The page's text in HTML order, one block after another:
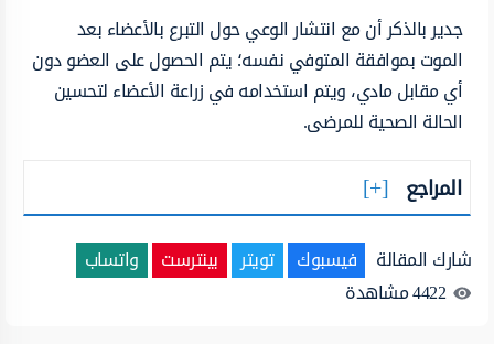
جدير بالذكر أن مع انتشار الوعي حول التبرع بالأعضاء بعد
الموت بموافقة المتوفي نفسه؛ يتم الحصول على العضو دون
أي مقابل مادي، ويتم استخدامه في زراعة الأعضاء لتحسين
الحالة الصحية للمرضى.
المراجع
شارك المقالة فيسبوك تويتر بينترست
واتساب
4422مشاهدة